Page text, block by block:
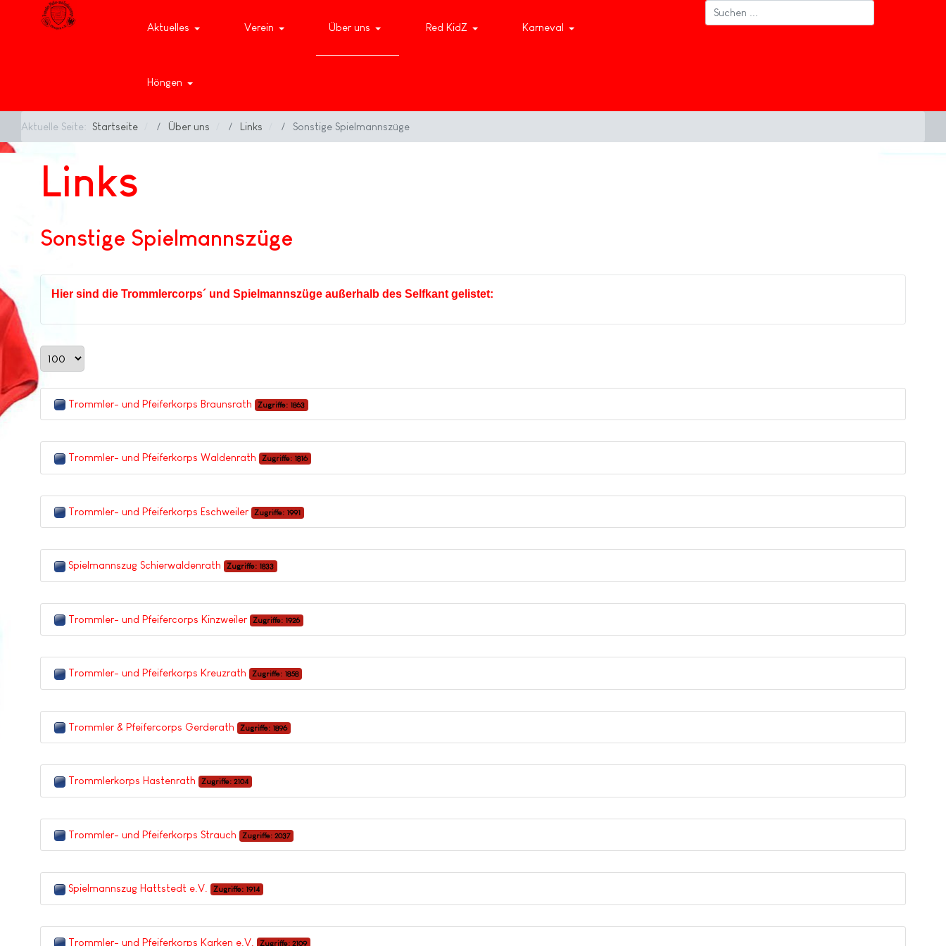
Aktuelles Verein Über uns Red KidZ Karneval
Höngen
Aktuelle Seite: Startseite Über uns Links Sonstige Spielmannszüge
Links
Sonstige Spielmannszüge
Hier sind die Trommlercorps´ und Spielmannszüge außerhalb des Selfkant gelistet:
Trommler- und Pfeiferkorps Braunsrath Zugriffe: 1863
Trommler- und Pfeiferkorps Waldenrath Zugriffe: 1816
Trommler- und Pfeiferkorps Eschweiler Zugriffe: 1991
Spielmannszug Schierwaldenrath Zugriffe: 1833
Trommler- und Pfeifercorps Kinzweiler Zugriffe: 1926
Trommler- und Pfeiferkorps Kreuzrath Zugriffe: 1858
Trommler & Pfeifercorps Gerderath Zugriffe: 1896
Trommlerkorps Hastenrath Zugriffe: 2104
Trommler- und Pfeiferkorps Strauch Zugriffe: 2037
Spielmannszug Hattstedt e.V. Zugriffe: 1914
Trommler- und Pfeiferkorps Karken e.V. Zugriffe: 2109